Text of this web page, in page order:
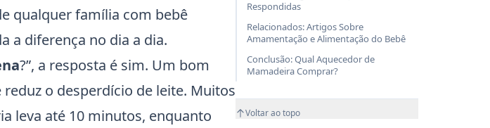
qualquer família com bebê
a diferença no dia a dia.
?”, a resposta é sim. Um bom
o desperdício de leite. Muitos
leva até 10 minutos, enquanto
Respondidas
Relacionados: Artigos Sobre
Amamentação e Alimentação do Bebê
Conclusão: Qual Aquecedor de
Mamadeira Comprar?
Voltar ao topo